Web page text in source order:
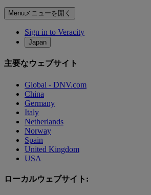
Menuメニューを開く
Sign in to Veracity
Japan
主要なウェブサイト
Global - DNV.com
China
Germany
Italy
Netherlands
Norway
Spain
United Kingdom
USA
ローカルウェブサイト: